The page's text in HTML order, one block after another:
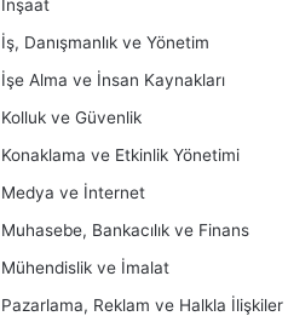
İnşaat
İş, Danışmanlık ve Yönetim
İşe Alma ve İnsan Kaynakları
Kolluk ve Güvenlik
Konaklama ve Etkinlik Yönetimi
Medya ve İnternet
Muhasebe, Bankacılık ve Finans
Mühendislik ve İmalat
Pazarlama, Reklam ve Halkla İlişkiler